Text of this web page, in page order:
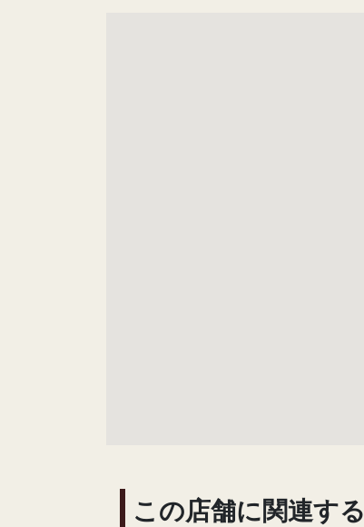
この店舗に関連す